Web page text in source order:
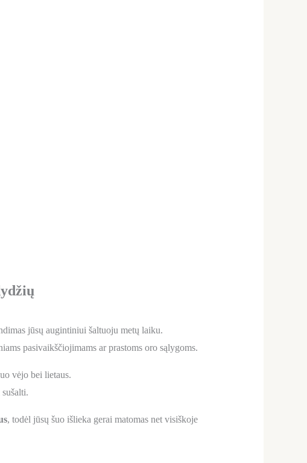
jūsų augintiniui šaltuoju metų laiku.
pasivaikščiojimams ar prastoms oro sąlygoms.
vėjo bei lietaus.
, todėl jūsų šuo išlieka gerai matomas net visiškoje